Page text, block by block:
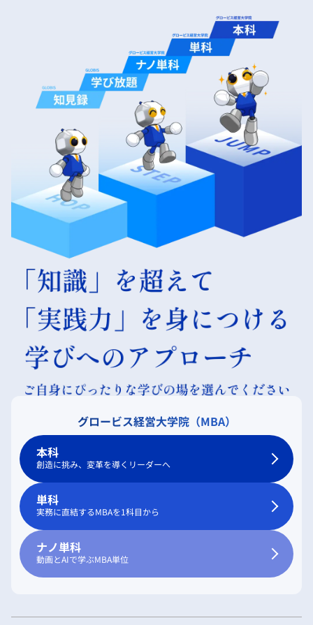
グロービス経営大学院（MBA）
本科
創造に挑み、変革を導くリーダーへ
単科
実務に直結するMBAを1科目から
ナノ単科
動画とAIで学ぶMBA単位